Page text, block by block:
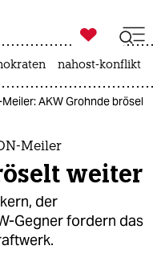

taz zahl ich
nahost-konflikt
AKW Grohnde bröselt
Meiler
weiter
der
Gegner fordern das